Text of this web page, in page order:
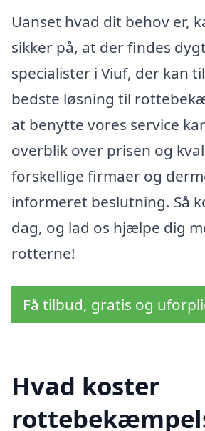
Uanset hvad dit behov er,
sikker på, at der findes
specialister i Viuf, der kan
bedste løsning til
at benytte vores service
overblik over prisen og
forskellige firmaer og
informeret beslutning. Så
dag, og lad os hjælpe dig
rotterne!
Få tilbud, gratis og
Hvad koster